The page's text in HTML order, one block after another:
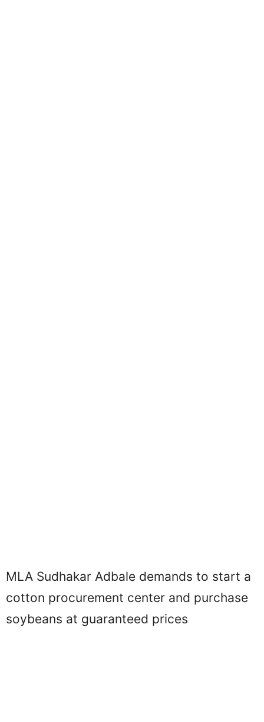
MLA Sudhakar Adbale demands to start a
cotton procurement center and purchase
soybeans at guaranteed prices